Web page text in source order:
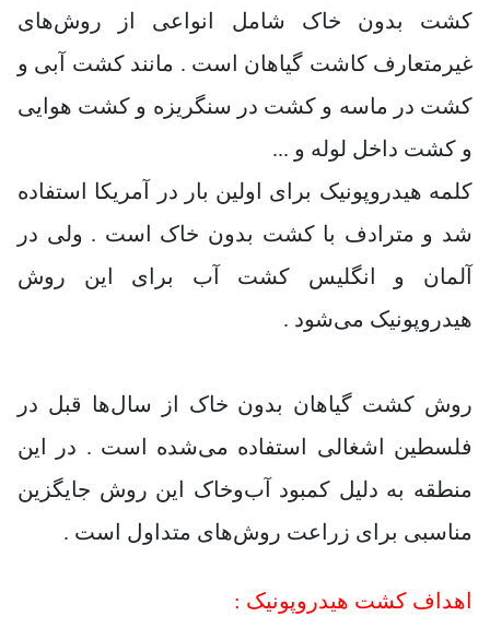
کشت بدون خاک شامل انواعی از روش‌های
غیرمتعارف کاشت گیاهان است . مانند کشت آبی و
کشت در ماسه و کشت در سنگریزه و کشت هوایی
و کشت داخل لوله و ...
کلمه هیدروپونیک برای اولین بار در آمریکا استفاده
شد و مترادف با کشت بدون خاک است . ولی در
آلمان و انگلیس کشت آب برای این روش
هیدروپونیک می‌شود .
روش کشت گیاهان بدون خاک از سال‌ها قبل در
فلسطین اشغالی استفاده می‌شده است . در این
منطقه به دلیل کمبود آب‌وخاک این روش جایگزین
مناسبی برای زراعت روش‌های متداول است .
اهداف کشت هیدروپونیک :